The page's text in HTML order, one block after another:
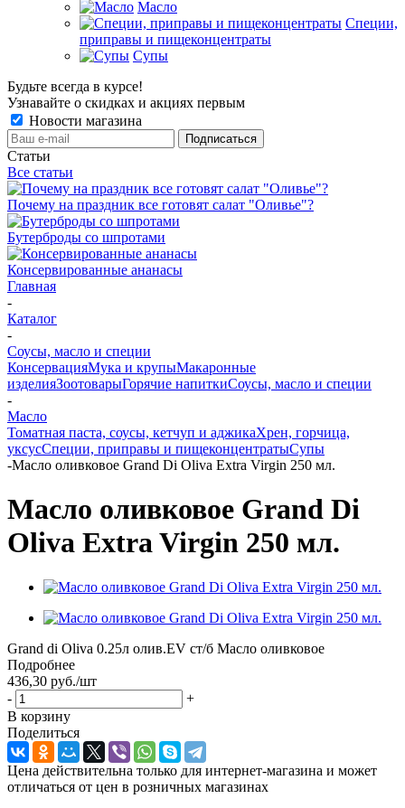
Масло
Специи,
приправы и пищеконцентраты
Супы
Будьте всегда в курсе!
Узнавайте о скидках и акциях первым
Новости магазина
Статьи
Все статьи
Почему на праздник все готовят салат "Оливье"?
Бутерброды со шпротами
Консервированные ананасы
Главная
-
Каталог
-
Соусы, масло и специи
КонсервацияМука и крупыМакаронные
изделияЗоотоварыГорячие напиткиСоусы, масло и специи
-
Масло
Томатная паста, соусы, кетчуп и аджикаХрен, горчица,
уксусСпеции, приправы и пищеконцентратыСупы
-Масло оливковое Grand Di Oliva Extra Virgin 250 мл.
Масло оливковое Grand Di
Oliva Extra Virgin 250 мл.
Grand di Oliva 0.25л олив.EV ст/б Масло оливковое
Подробнее
436,30 руб./шт
-
+
В корзину
Поделиться
Цена действительна только для интернет-магазина и может
отличаться от цен в розничных магазинах